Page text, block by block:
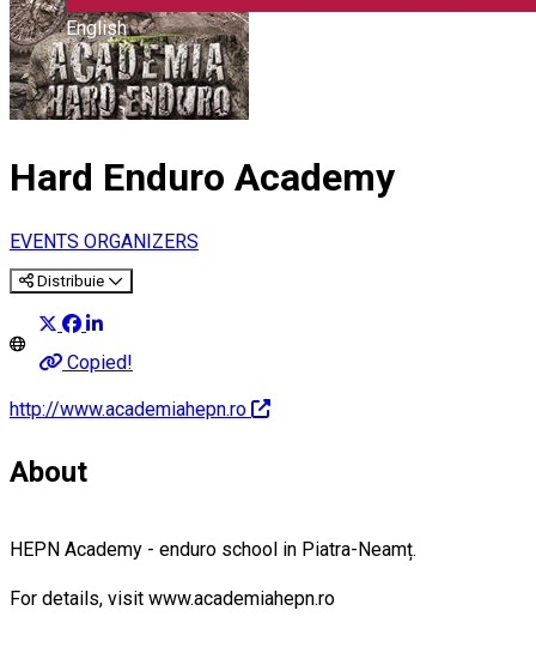
English
Hard Enduro Academy
EVENTS ORGANIZERS
Distribuie
Copied!
http://www.academiahepn.ro
About
HEPN Academy - enduro school in Piatra-Neamț.
For details, visit www.academiahepn.ro